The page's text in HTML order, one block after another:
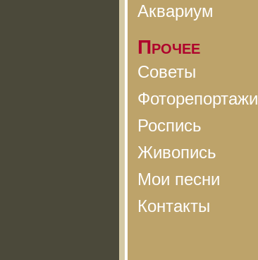
Аквариум
Прочее
Советы
Фоторепортажи
Роспись
Живопись
Мои песни
Контакты